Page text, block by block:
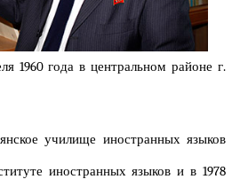
1960 года в центральном районе г.
училище иностранных языков
иностранных языков и в 1978